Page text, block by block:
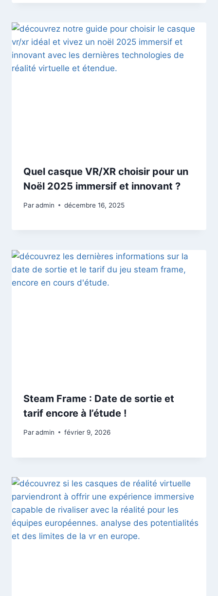
Quel casque VR/XR choisir pour un
Noël 2025 immersif et innovant ?
Paradmin décembre 16, 2025
Steam Frame : Date de sortie et
tarif encore à l’étude !
Paradmin février 9, 2026